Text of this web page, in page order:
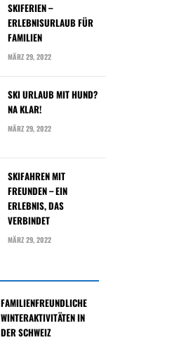
SKIFERIEN –
ERLEBNISURLAUB FÜR
FAMILIEN
MÄRZ 29, 2022
SKI URLAUB MIT HUND?
NA KLAR!
MÄRZ 29, 2022
SKIFAHREN MIT
FREUNDEN – EIN
ERLEBNIS, DAS
VERBINDET
MÄRZ 29, 2022
FAMILIENFREUNDLICHE
WINTERAKTIVITÄTEN IN
DER SCHWEIZ